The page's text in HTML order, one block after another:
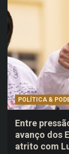
POLÍTICA &
Entre
avanço dos
atrito com